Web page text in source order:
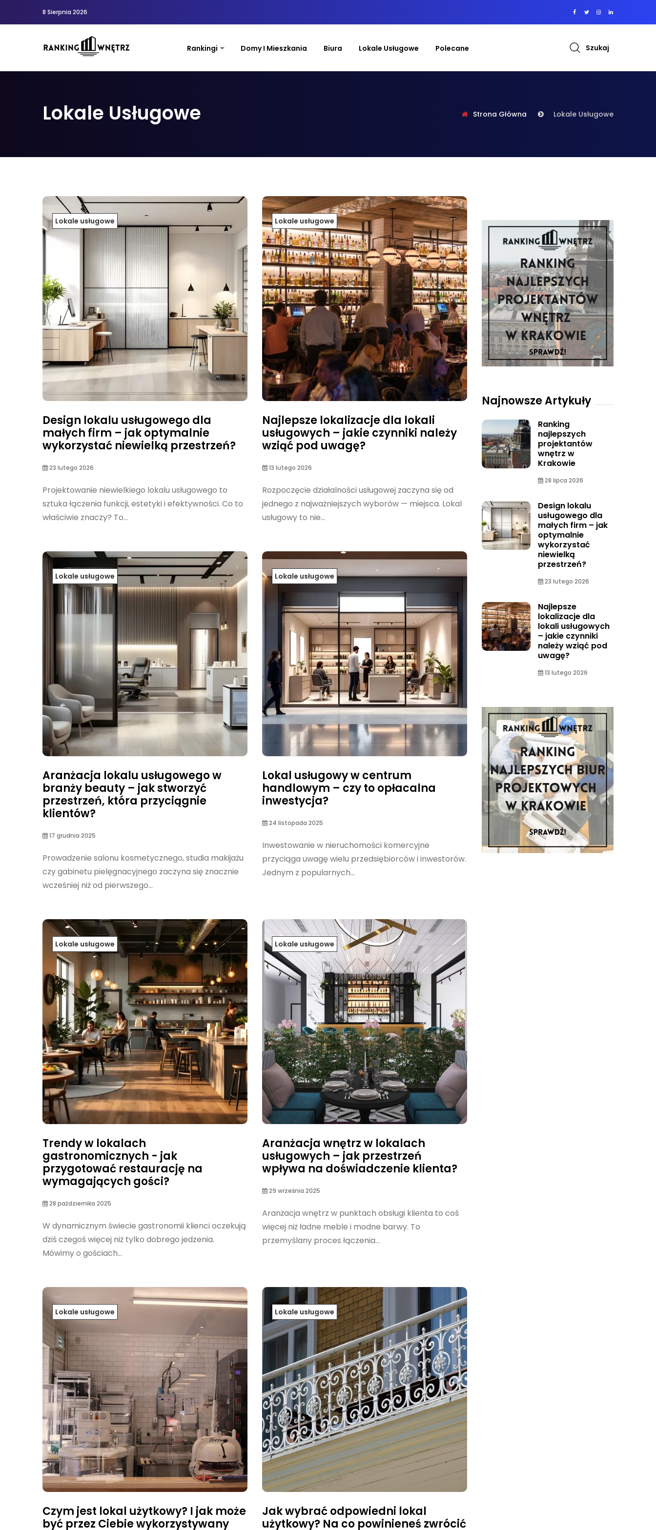
8 Sierpnia 2026
Rankingi Domy I Mieszkania Biura Lokale Usługowe Polecane Szukaj
Lokale Usługowe Strona Główna Lokale Usługowe
Lokale usługowe
Design lokalu usługowego dla
małych firm – jak optymalnie
wykorzystać niewielką przestrzeń?
23 lutego 2026
Projektowanie niewielkiego lokalu usługowego to
sztuka łączenia funkcji, estetyki i efektywności. Co to
właściwie znaczy? To...
Lokale usługowe
Najlepsze lokalizacje dla lokali
usługowych – jakie czynniki należy
wziąć pod uwagę?
13 lutego 2026
Rozpoczęcie działalności usługowej zaczyna się od
jednego z najważniejszych wyborów — miejsca. Lokal
usługowy to nie...
Lokale usługowe
Aranżacja lokalu usługowego w
branży beauty – jak stworzyć
przestrzeń, która przyciągnie
klientów?
17 grudnia 2025
Prowadzenie salonu kosmetycznego, studia makijażu
czy gabinetu pielęgnacyjnego zaczyna się znacznie
wcześniej niż od pierwszego...
Lokale usługowe
Lokal usługowy w centrum
handlowym – czy to opłacalna
inwestycja?
24 listopada 2025
Inwestowanie w nieruchomości komercyjne
przyciąga uwagę wielu przedsiębiorców i inwestorów.
Jednym z popularnych...
Lokale usługowe
Trendy w lokalach
gastronomicznych - jak
przygotować restaurację na
wymagających gości?
28 października 2025
W dynamicznym świecie gastronomii klienci oczekują
dziś czegoś więcej niż tylko dobrego jedzenia.
Mówimy o gościach...
Lokale usługowe
Aranżacja wnętrz w lokalach
usługowych – jak przestrzeń
wpływa na doświadczenie klienta?
29 września 2025
Aranżacja wnętrz w punktach obsługi klienta to coś
więcej niż ładne meble i modne barwy. To
przemyślany proces łączenia...
Lokale usługowe
Czym jest lokal użytkowy? I jak może
być przez Ciebie wykorzystywany
Lokale usługowe
Jak wybrać odpowiedni lokal
użytkowy? Na co powinieneś zwrócić
Najnowsze Artykuły
Ranking
najlepszych
projektantów
wnętrz w
Krakowie
28 lipca 2026
Design lokalu
usługowego dla
małych firm – jak
optymalnie
wykorzystać
niewielką
przestrzeń?
23 lutego 2026
Najlepsze
lokalizacje dla
lokali usługowych
– jakie czynniki
należy wziąć pod
uwagę?
13 lutego 2026